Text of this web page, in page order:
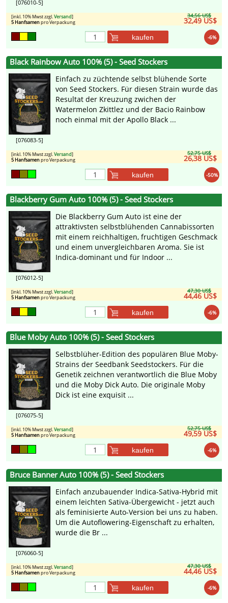
[076010-5]
34,56 US$
32,49 US$
[inkl. 10% Mwst zzgl.Versand]
5 Hanfsamenpro Verpackung
-6%
kaufen
Black Rainbow Auto 100% (5) - Seed Stockers
[076083-5]
Einfach zu züchtende selbst blühende Sorte
von Seed Stockers. Für diesen Strain wurde das
Resultat der Kreuzung zwichen der
Watermelon Zkittlez und der Bacio Rainbow
noch einmal mit der Apollo Black ...
52,75 US$
26,38 US$
[inkl. 10% Mwst zzgl.Versand]
5 Hanfsamenpro Verpackung
-50%
kaufen
Blackberry Gum Auto 100% (5) - Seed Stockers
[076012-5]
Die Blackberry Gum Auto ist eine der
attraktivsten selbstblühenden Cannabissorten
mit einem reichhaltigen, fruchtigen Geschmack
und einem unvergleichbaren Aroma. Sie ist
Indica-dominant und für Indoor ...
47,30 US$
44,46 US$
[inkl. 10% Mwst zzgl.Versand]
5 Hanfsamenpro Verpackung
-6%
kaufen
Blue Moby Auto 100% (5) - Seed Stockers
[076075-5]
Selbstblüher-Edition des populären Blue Moby-
Strains der Seedbank Seedstockers. Für die
Genetik zeichnen verantwortlich die Blue Moby
und die Moby Dick Auto. Die originale Moby
Dick ist eine exquisit ...
52,75 US$
49,59 US$
[inkl. 10% Mwst zzgl.Versand]
5 Hanfsamenpro Verpackung
-6%
kaufen
Bruce Banner Auto 100% (5) - Seed Stockers
[076060-5]
Einfach anzubauender Indica-Sativa-Hybrid mit
einem leichten Sativa-Übergewicht - jetzt auch
als feminisierte Auto-Version bei uns zu haben.
Um die Autoflowering-Eigenschaft zu erhalten,
wurde die Br ...
47,30 US$
44,46 US$
[inkl. 10% Mwst zzgl.Versand]
5 Hanfsamenpro Verpackung
-6%
kaufen